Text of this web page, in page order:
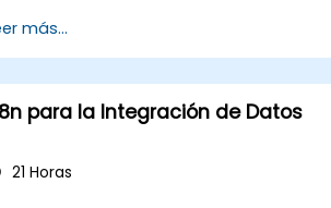
Optimizar el rendimiento y la fiabilidad
de n8n para automatizaciones a gran
escala.
Identificar y resolver los desafíos
comunes de escalado en los flujos de
más...
para la Integración de Datos
21 Horas